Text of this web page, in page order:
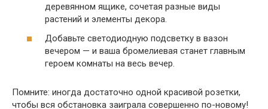
деревянном ящике, сочетая разные виды
растений и элементы декора.
Добавьте светодиодную подсветку в вазон
вечером — и ваша бромелиевая станет главным
героем комнаты на весь вечер.
Помните: иногда достаточно одной красивой розетки,
чтобы вся обстановка заиграла совершенно по-новому!